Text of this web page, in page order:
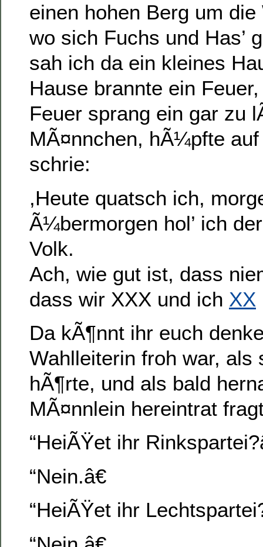
einen hohen Berg um
wo sich Fuchs und Has’
sah ich da ein kleines
Hause brannte ein
Feuer sprang ein gar zu
MÃ¤nnchen, hÃ¼pfte
schrie:
,Heute quatsch ich,
Ã¼bermorgen hol’ ich
Volk.
Ach, wie gut ist, dass
dass wir XXX und ich XX
Da kÃ¶nnt ihr euch
Wahlleiterin froh war, als
hÃ¶rte, und als bald
MÃ¤nnlein hereintrat
“HeiÃŸet ihr
“Nein.â€
“HeiÃŸet ihr